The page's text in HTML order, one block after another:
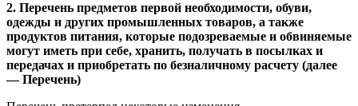
2. Перечень предметов первой необходимости, обуви,
одежды и других промышленных товаров, а также
продуктов питания, которые подозреваемые и обвиняемые
могут иметь при себе, хранить, получать в посылках и
передачах и приобретать по безналичному расчету (далее
— Перечень)